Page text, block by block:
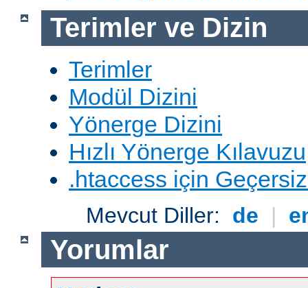
Terimler ve Dizin
Terimler
Modül Dizini
Yönerge Dizini
Hızlı Yönerge Kılavuzu
.htaccess için
Mevcut Diller: de |
Yorumlar